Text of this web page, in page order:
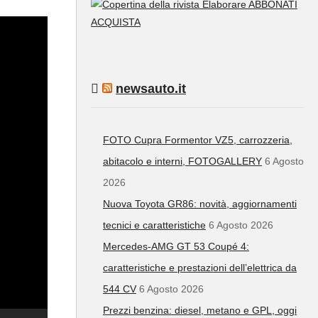
ABBONATI
ACQUISTA
newsauto.it
FOTO Cupra Formentor VZ5, carrozzeria,
abitacolo e interni, FOTOGALLERY 6 Agosto
2026
Nuova Toyota GR86: novità, aggiornamenti
tecnici e caratteristiche 6 Agosto 2026
Mercedes-AMG GT 53 Coupé 4:
caratteristiche e prestazioni dell’elettrica da
544 CV 6 Agosto 2026
Prezzi benzina: diesel, metano e GPL, oggi